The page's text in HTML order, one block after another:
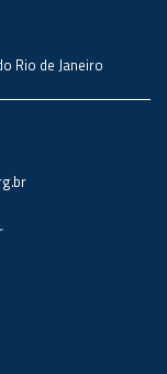
Rio de Janeiro